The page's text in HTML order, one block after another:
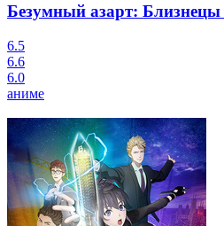
Безумный азарт: Близнецы
6.5
6.6
6.0
аниме